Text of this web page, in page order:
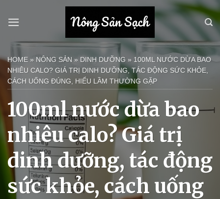
qua
dung
HOME » NÔNG SẢN » DINH DƯỠNG » 100ML NƯỚC DỪA BAO
NHIÊU CALO? GIÁ TRỊ DINH DƯỠNG, TÁC ĐỘNG SỨC KHỎE,
CÁCH UỐNG ĐÚNG, HIỂU LẦM THƯỜNG GẶP
100ml nước dừa bao
nhiêu calo? Giá trị
dinh dưỡng, tác động
sức khỏe, cách uống